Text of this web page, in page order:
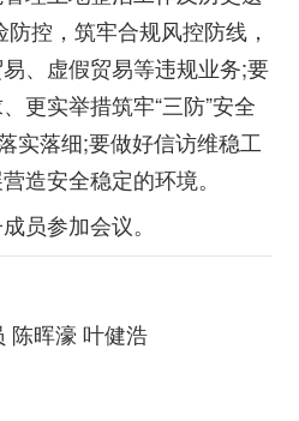
控，筑牢合规风控防线，
、虚假贸易等违规业务;要
更实举措筑牢“三防”安全
实落细;要做好信访维稳工
造安全稳定的环境。
参加会议。
晖濠 叶健浩